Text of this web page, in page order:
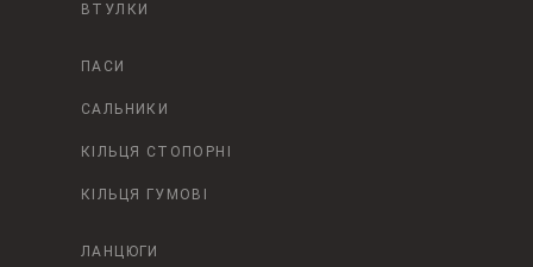
ВТУЛКИ
ПАСИ
САЛЬНИКИ
КІЛЬЦЯ СТОПОРНІ
КІЛЬЦЯ ГУМОВІ
ЛАНЦЮГИ